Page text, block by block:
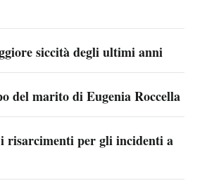
siccità degli ultimi anni
del marito di Eugenia Roccella
risarcimenti per gli incidenti a